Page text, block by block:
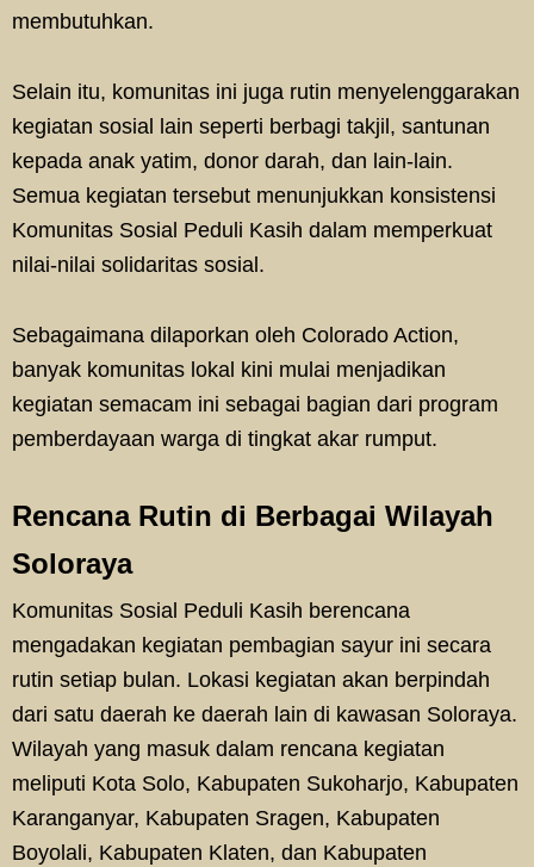
membutuhkan.
Selain itu, komunitas ini juga rutin menyelenggarakan
kegiatan sosial lain seperti berbagi takjil, santunan
kepada anak yatim, donor darah, dan lain-lain.
Semua kegiatan tersebut menunjukkan konsistensi
Komunitas Sosial Peduli Kasih dalam memperkuat
nilai-nilai solidaritas sosial.
Sebagaimana dilaporkan oleh Colorado Action,
banyak komunitas lokal kini mulai menjadikan
kegiatan semacam ini sebagai bagian dari program
pemberdayaan warga di tingkat akar rumput.
Rencana Rutin di Berbagai Wilayah
Soloraya
Komunitas Sosial Peduli Kasih berencana
mengadakan kegiatan pembagian sayur ini secara
rutin setiap bulan. Lokasi kegiatan akan berpindah
dari satu daerah ke daerah lain di kawasan Soloraya.
Wilayah yang masuk dalam rencana kegiatan
meliputi Kota Solo, Kabupaten Sukoharjo, Kabupaten
Karanganyar, Kabupaten Sragen, Kabupaten
Boyolali, Kabupaten Klaten, dan Kabupaten